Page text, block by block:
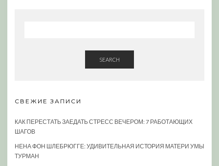
SEARCH
СВЕЖИЕ ЗАПИСИ
КАК ПЕРЕСТАТЬ ЗАЕДАТЬ СТРЕСС ВЕЧЕРОМ: 7 РАБОТАЮЩИХ
ШАГОВ
НЕНА ФОН ШЛЕБРЮГГЕ: УДИВИТЕЛЬНАЯ ИСТОРИЯ МАТЕРИ УМЫ
ТУРМАН